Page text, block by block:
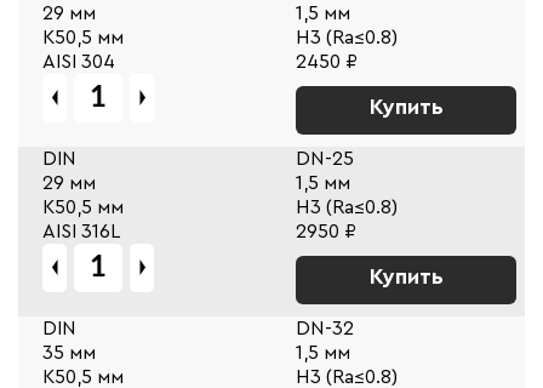
29 мм
1,5 мм
К50,5 мм
Н3 (Ra≤0.8)
AISI 304
2450 ₽
Купить
DIN
DN-25
29 мм
1,5 мм
К50,5 мм
Н3 (Ra≤0.8)
AISI 316L
2950 ₽
Купить
DIN
DN-32
35 мм
1,5 мм
К50,5 мм
Н3 (Ra≤0.8)